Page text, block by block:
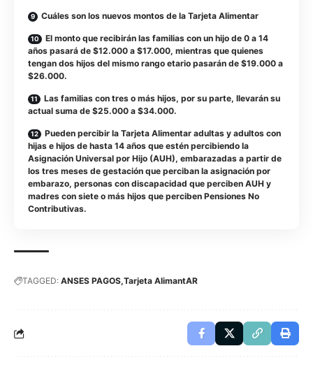
Cuáles son los nuevos montos de la Tarjeta Alimentar
El monto que recibirán las familias con un hijo de 0 a 14
años pasará de $12.000 a $17.000, mientras que quienes
tengan dos hijos del mismo rango etario pasarán de $19.000 a
$26.000.
Las familias con tres o más hijos, por su parte, llevarán su
actual suma de $25.000 a $34.000.
Pueden percibir la Tarjeta Alimentar adultas y adultos con
hijas e hijos de hasta 14 años que estén percibiendo la
Asignación Universal por Hijo (AUH), embarazadas a partir de
los tres meses de gestación que perciban la asignación por
embarazo, personas con discapacidad que perciben AUH y
madres con siete o más hijos que perciben Pensiones No
Contributivas.
TAGGED: ANSES PAGOS Tarjeta AlimantAR